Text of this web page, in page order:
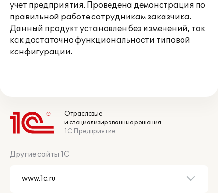
учет предприятия. Проведена демонстрация по
правильной работе сотрудникам заказчика.
Данный продукт установлен без изменений, так
как достаточно функциональности типовой
конфигурации.
Отраслевые
и специализированные решения
1С:Предприятие
Другие сайты 1С